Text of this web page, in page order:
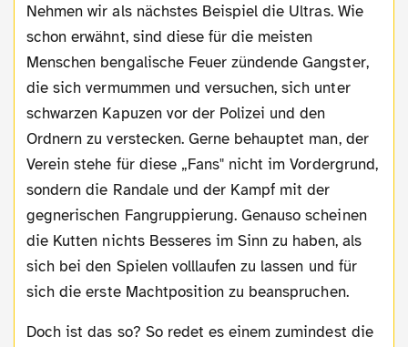
Nehmen wir als nächstes Beispiel die Ultras. Wie
schon erwähnt, sind diese für die meisten
Menschen bengalische Feuer zündende Gangster,
die sich vermummen und versuchen, sich unter
schwarzen Kapuzen vor der Polizei und den
Ordnern zu verstecken. Gerne behauptet man, der
Verein stehe für diese „Fans" nicht im Vordergrund,
sondern die Randale und der Kampf mit der
gegnerischen Fangruppierung. Genauso scheinen
die Kutten nichts Besseres im Sinn zu haben, als
sich bei den Spielen volllaufen zu lassen und für
sich die erste Machtposition zu beanspruchen.
Doch ist das so? So redet es einem zumindest die